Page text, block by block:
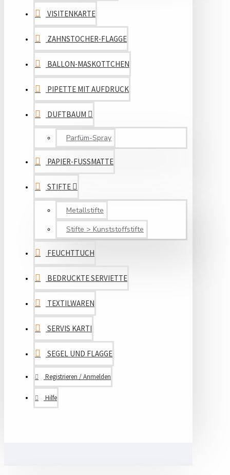
VISITENKARTE
ZAHNSTOCHER-FLAGGE
BALLON-MASKOTTCHEN
PIPETTE MIT AUFDRUCK
DUFTBAUM
Parfüm-Spray
PAPIER-FUSSMATTE
STIFTE
Metallstifte
Stifte > Kunststoffstifte
FEUCHTTUCH
BEDRUCKTE SERVIETTE
TEXTILWAREN
SERVIS KARTI
SEGEL UND FLAGGE
Registrieren / Anmelden
Hilfe